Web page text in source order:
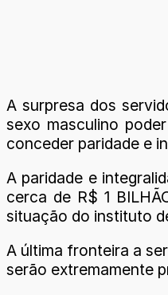
A surpresa dos
sexo masculino
conceder paridade e
A paridade e
cerca de R$ 1
situação do instituto
A última fronteira a
serão extremamente